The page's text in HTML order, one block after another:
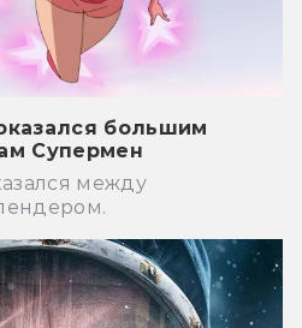
большим
Супермен
между